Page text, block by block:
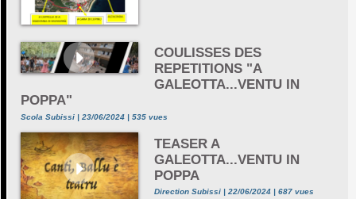
COULISSES DES
REPETITIONS "A
GALEOTTA...VENTU IN
POPPA"
Scola Subissi | 23/06/2024 | 535 vues
TEASER A
GALEOTTA...VENTU IN
POPPA
Direction Subissi | 22/06/2024 | 687 vues